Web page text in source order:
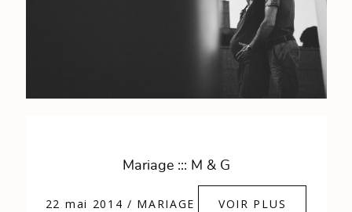
Mariage ::: M & G
22 mai 2014 / MARIAGE VOIR PLUS